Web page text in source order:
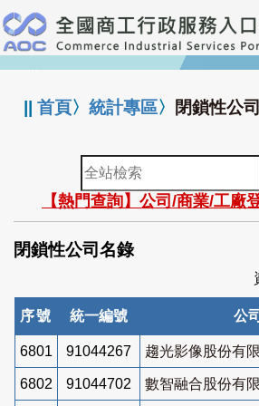
跳
到
主
要
:::
||首頁〉統計專區〉 閉鎖性公
全
站
檢
索
【熱門查詢】公司/商業/工廠
閉鎖性公司名錄
序號 統一編號 公
6801 91044267 趨光影像股份有
6802 91044702 數智融合股份有